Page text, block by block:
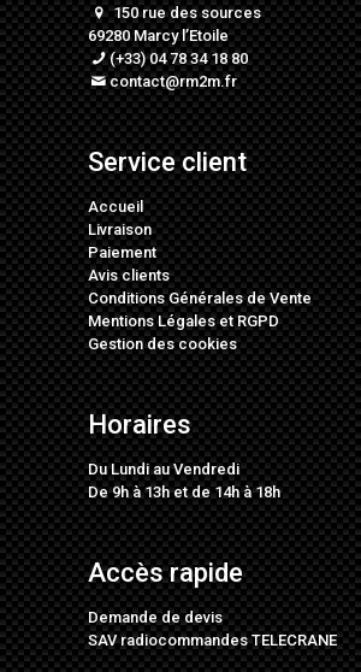
150 rue des sources
69280 Marcy l’Etoile
(+33) 04 78 34 18 80
contact@rm2m.fr
Service client
Accueil
Livraison
Paiement
Avis clients
Conditions Générales de Vente
Mentions LégalesetRGPD
Gestion des cookies
Horaires
Du Lundi au Vendredi
De 9h à 13h et de 14h à 18h
Accès rapide
Demande de devis
SAV radiocommandes TELECRANE